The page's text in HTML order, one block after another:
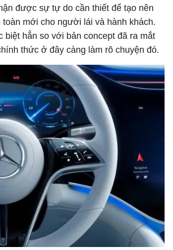
được sự tự do cần thiết để tạo nên
mới cho người lái và hành khách.
biệt hẳn so với bản concept đã ra mắt
thức ở đây càng làm rõ chuyện đó.